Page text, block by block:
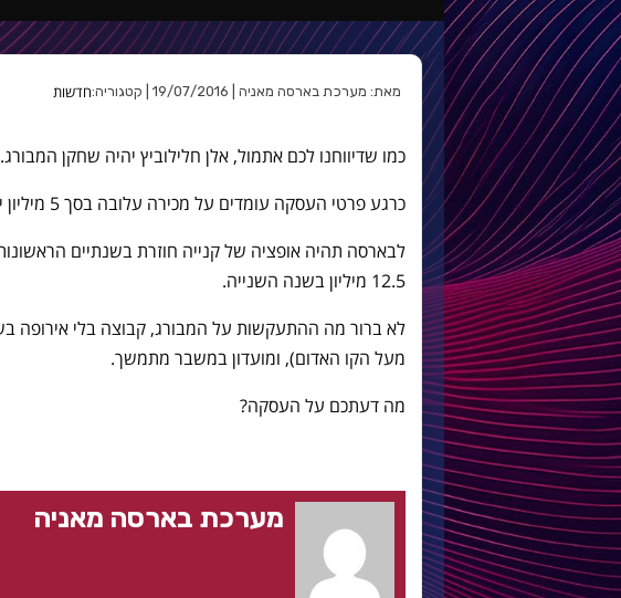
מאת: מערכת בארסה מאניה | 19/07/2016 | קטגוריה: חדשות
כמו שדיווחנו לכם אתמול, אלן חלילוביץ יהיה שחקן המבורג.
כרגע פרטי העסקה עומדים על מכירה עלובה בסך 5 מיליון יורו.
12.5 מיליון בשנה השנייה.
מעל הקו האדום), ומועדון במשבר מתמשך.
מה דעתכם על העסקה?
מערכת בארסה מאניה